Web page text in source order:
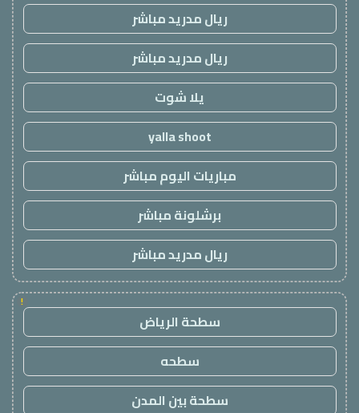
ريال مدريد مباشر
ريال مدريد مباشر
يلا شوت
yalla shoot
مباريات اليوم مباشر
برشلونة مباشر
ريال مدريد مباشر
!
سطحة الرياض
سطحه
سطحة بين المدن